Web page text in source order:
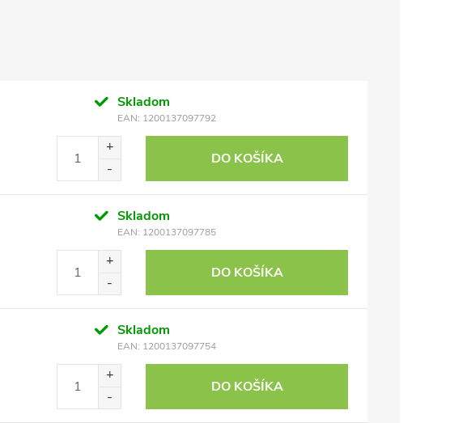
Skladom
EAN: 1200137097792
DO KOŠÍKA
Skladom
EAN: 1200137097785
DO KOŠÍKA
Skladom
EAN: 1200137097754
DO KOŠÍKA